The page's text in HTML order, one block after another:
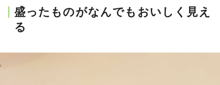
盛ったものがなんでもおいしく見え
る